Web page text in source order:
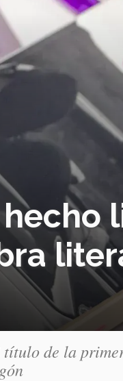
título de la